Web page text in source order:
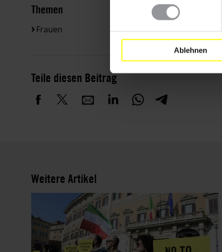
Ablehnen
Themen
Frauen
Teile diesen Beitrag
Weitere Artikel